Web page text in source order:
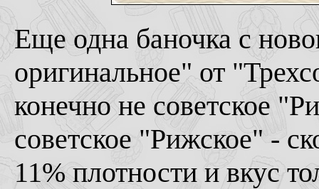
Еще одна баночка с
оригинальное" от
конечно не советское
советское "Рижское" -
11% плотности и вкус